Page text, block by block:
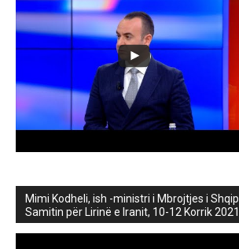
Mimi Kodheli, ish -ministri i Mbrojtjes i
Samitin për Lirinë e Iranit, 10-12 Korrik 2021